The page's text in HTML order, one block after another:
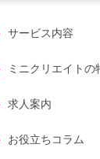
サービス内容
ミニクリエイトの
求人案内
お役立ちコラム